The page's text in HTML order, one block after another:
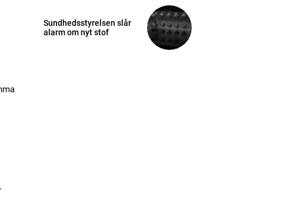
full access
Sundhedsstyrelsen slår
alarm om nyt stof